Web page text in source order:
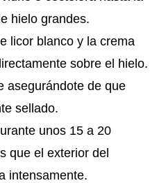
hielo grandes.
licor blanco y la crema
sobre el hielo.
asegurándote de que
sellado.
unos 15 a 20
que el exterior del
intensamente.